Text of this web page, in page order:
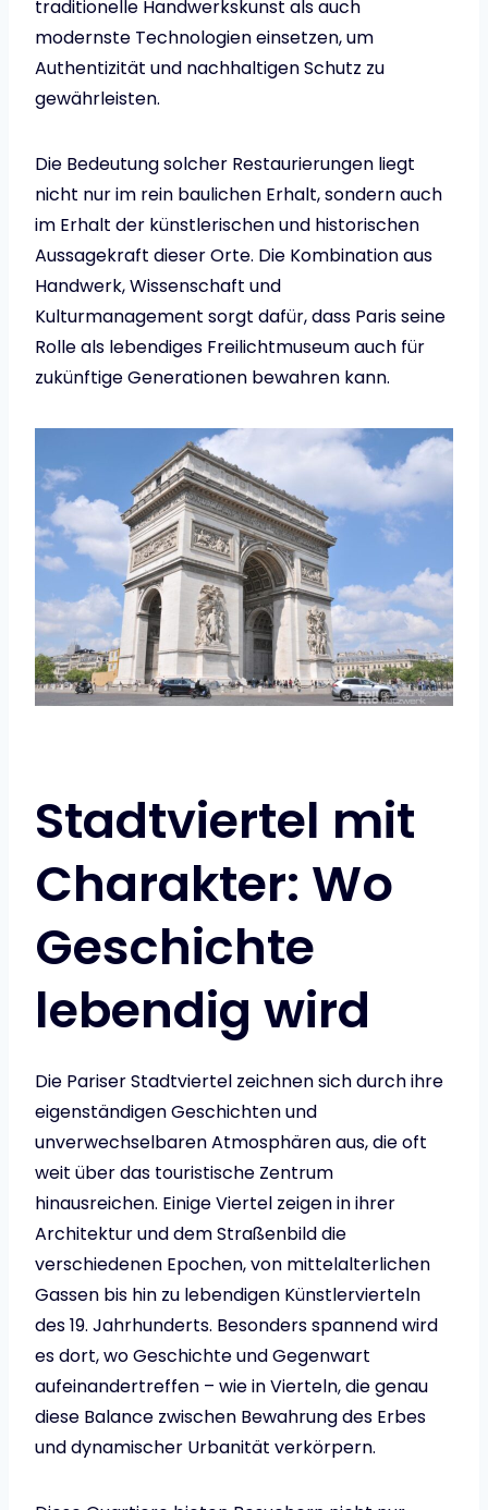
traditionelle Handwerkskunst als auch
modernste Technologien einsetzen, um
Authentizität und nachhaltigen Schutz zu
gewährleisten.
Die Bedeutung solcher Restaurierungen liegt
nicht nur im rein baulichen Erhalt, sondern auch
im Erhalt der künstlerischen und historischen
Aussagekraft dieser Orte. Die Kombination aus
Handwerk, Wissenschaft und
Kulturmanagement sorgt dafür, dass Paris seine
Rolle als lebendiges Freilichtmuseum auch für
zukünftige Generationen bewahren kann.
Stadtviertel mit
Charakter: Wo
Geschichte
lebendig wird
Die Pariser Stadtviertel zeichnen sich durch ihre
eigenständigen Geschichten und
unverwechselbaren Atmosphären aus, die oft
weit über das touristische Zentrum
hinausreichen. Einige Viertel zeigen in ihrer
Architektur und dem Straßenbild die
verschiedenen Epochen, von mittelalterlichen
Gassen bis hin zu lebendigen Künstlervierteln
des 19. Jahrhunderts. Besonders spannend wird
es dort, wo Geschichte und Gegenwart
aufeinandertreffen – wie in Vierteln, die genau
diese Balance zwischen Bewahrung des Erbes
und dynamischer Urbanität verkörpern.